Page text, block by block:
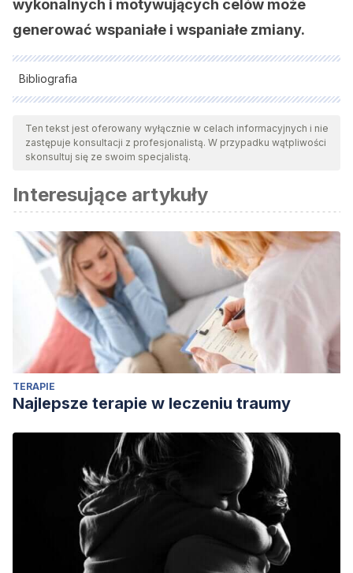
wykonalnych i motywujących celów może
generować wspaniałe i wspaniałe zmiany.
Bibliografia
Wszystkie cytowane źródła zostały gruntownie
przeanalizowane przez nasz zespół w celu zapewnienia ich
jakości, wiarygodności, aktualności i ważności. Bibliografia
względem naukowym lub akademickim.
Ellis, Albert (1998)Usted también puede ser feliz. Paidós
Ten tekst jest oferowany wyłącznie w celach informacyjnych i nie
zastępuje konsultacji z profesjonalistą. W przypadku wątpliwości
skonsultuj się ze swoim specjalistą.
Interesujące artykuły
TERAPIE
Najlepsze terapie w leczeniu traumy